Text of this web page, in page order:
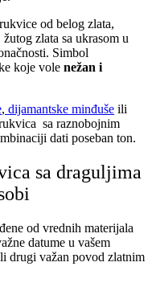
od belog zlata,
zlata sa ukrasom u
Simbol
koje vole nežan i
, dijamantske minđuše ili
sa raznobojnim
dati poseban ton.
sa draguljima
od vrednih materijala
datume u vašem
drugi važan povod zlatnim